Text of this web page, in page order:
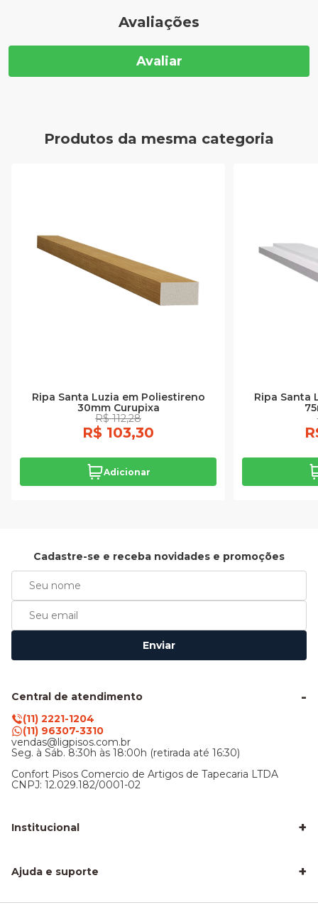
Avaliações
Avaliar
Produtos da mesma categoria
Ripa Santa Luzia em Poliestireno
30mm Curupixa
R$ 112,28
R$ 103,30
Adicionar
Ripa Santa
Cadastre-se e receba novidades e promoções
Enviar
Central de atendimento
(11) 2221-1204
(11) 96307-3310
vendas@ligpisos.com.br
Seg. à Sáb. 8:30h às 18:00h (retirada até 16:30)
Confort Pisos Comercio de Artigos de Tapecaria LTDA
CNPJ: 12.029.182/0001-02
Institucional +
Sobre nós
Nossa Loja
Ajuda e suporte +
Frete e entrega